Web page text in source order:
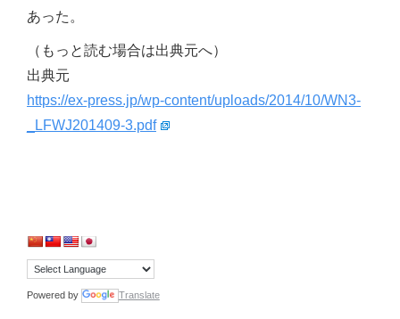
あった。
（もっと読む場合は出典元へ）
出典元
https://ex-press.jp/wp-content/uploads/2014/10/WN3-
_LFWJ201409-3.pdf
Powered by Translate